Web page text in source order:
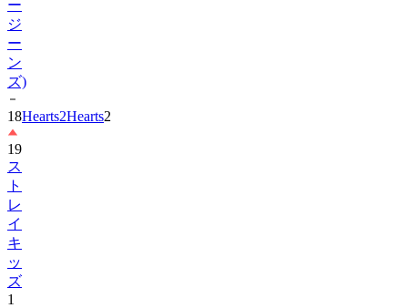
ー
ン
ズ)
18Hearts2Hearts
19
ス
ト
レ
イ
キ
ッ
ズ
1
20